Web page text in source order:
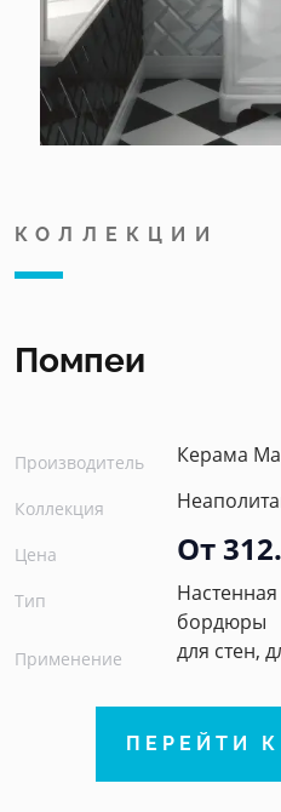
КОЛЛЕКЦИИ
Помпеи
Производитель Керама
Коллекция
Цена От
Тип
бордюры
Применение для стен,
ПЕРЕЙТИ